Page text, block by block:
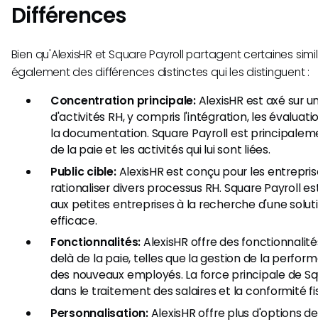
Différences
Bien qu'AlexisHR et Square Payroll partagent certaines
également des différences distinctes qui les distinguent :
Concentration principale:AlexisHR est axé sur
d'activités RH, y compris l'intégration, les
la documentation. Square Payroll est
de la paie et les activités qui lui sont liées.
Public cible:AlexisHR est conçu pour les
rationaliser divers processus RH. Square Payroll
aux petites entreprises à la recherche d'une
efficace.
Fonctionnalités:AlexisHR offre des
delà de la paie, telles que la gestion de la
des nouveaux employés. La force principale de
dans le traitement des salaires et la conformité
Personnalisation:AlexisHR offre plus d'options